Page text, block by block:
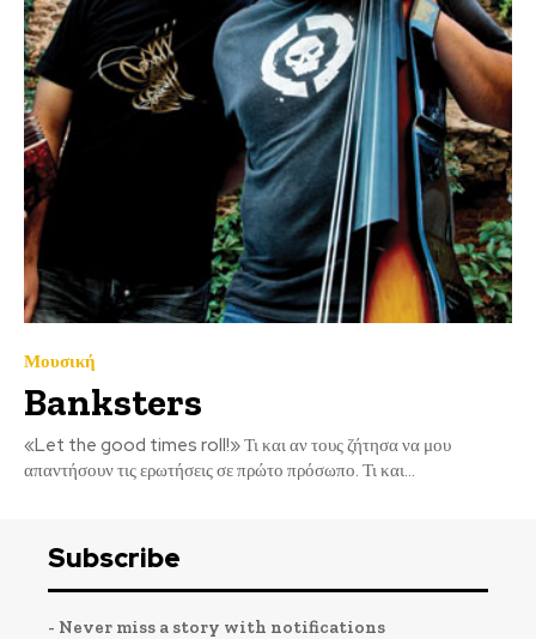
Μουσική
Banksters
«Let the good times roll!» Τι και αν τους ζήτησα να μου
απαντήσουν τις ερωτήσεις σε πρώτο πρόσωπο. Τι και...
Subscribe
- Never miss a story with notifications